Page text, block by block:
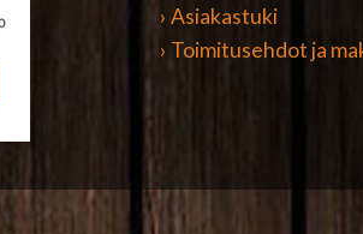
› Asiakastuki
› Toimitusehdot ja